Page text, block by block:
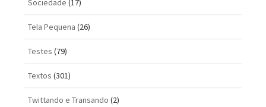
Sociedade (17)
Tela Pequena (26)
Testes (79)
Textos (301)
Twittando e Transando (2)